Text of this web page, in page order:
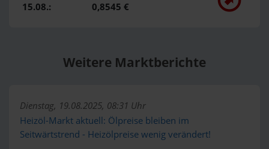
15.08.:
0,8545 €
Weitere Marktberichte
Dienstag, 19.08.2025, 08:31 Uhr
Heizöl-Markt aktuell: Ölpreise bleiben im
Seitwärtstrend - Heizölpreise wenig verändert!